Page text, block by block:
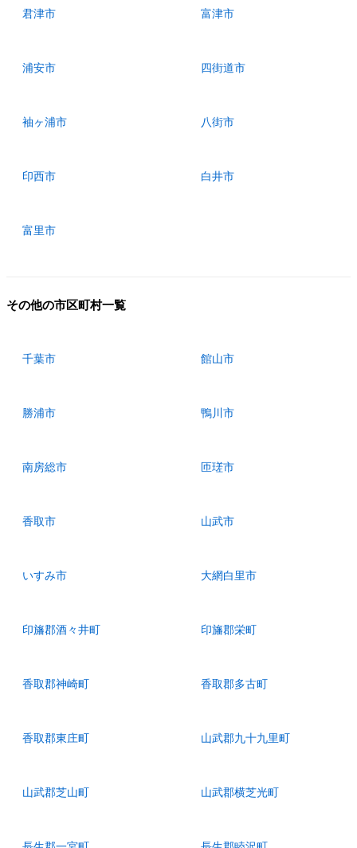
君津市 富津市
浦安市 四街道市
袖ヶ浦市 八街市
印西市 白井市
富里市
その他の市区町村一覧
千葉市 館山市
勝浦市 鴨川市
南房総市 匝瑳市
香取市 山武市
いすみ市 大網白里市
印旛郡酒々井町 印旛郡栄町
香取郡神崎町 香取郡多古町
香取郡東庄町 山武郡九十九里町
山武郡芝山町 山武郡横芝光町